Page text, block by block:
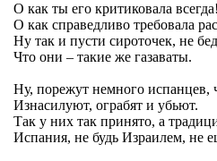
О как ты его критиковала
О как справедливо требовала
Ну так и пусти сироточек, не
Что они – такие же газаваты.
Ну, порежут немного испанцев,
Изнасилуют, ограбят и убьют.
Так у них так принято, а
Испания, не будь Израилем, не